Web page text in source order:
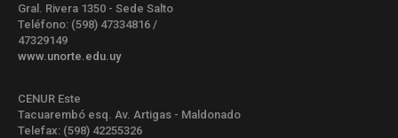
Gral. Rivera 1350 - Sede Salto
Teléfono: (598) 47334816 /
47329149
www.unorte.edu.uy
CENUR Este
Tacuarembó esq. Av. Artigas - Maldonado
Telefax: (598) 42255326